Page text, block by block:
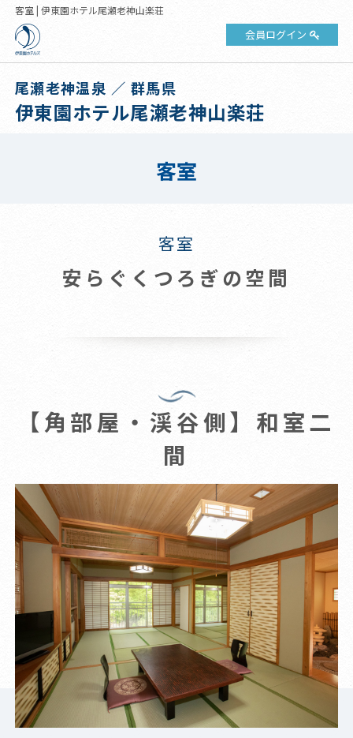
客室 | 伊東園ホテル尾瀬老神山楽荘
会員ログイン
尾瀬老神温泉 ／ 群馬県
伊東園ホテル尾瀬老神山楽荘
客室
客室
安らぐくつろぎの空間
【角部屋・渓谷側】和室二
間